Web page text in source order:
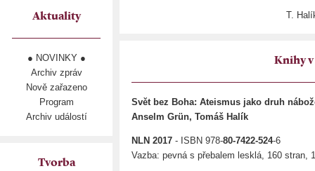
Aktuality
● NOVINKY ●
Archiv zpráv
Nově zařazeno
Program
Archiv událostí
Tvorba
T.
Knihy v
Svět bez Boha: Ateismus jako druh
Anselm Grün, Tomáš Halík
NLN 2017 - ISBN 978-80-7422-524-6
Vazba: pevná s přebalem lesklá, 160 stran,